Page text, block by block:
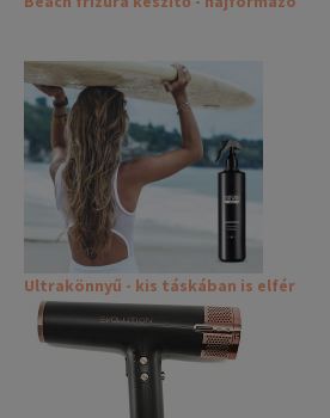
Ultrakönnyű - kis táskában is elfér